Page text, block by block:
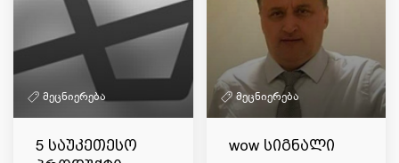
მეცნიერება
5 საუკეთესო
მეცნიერება
wow სიგნალი